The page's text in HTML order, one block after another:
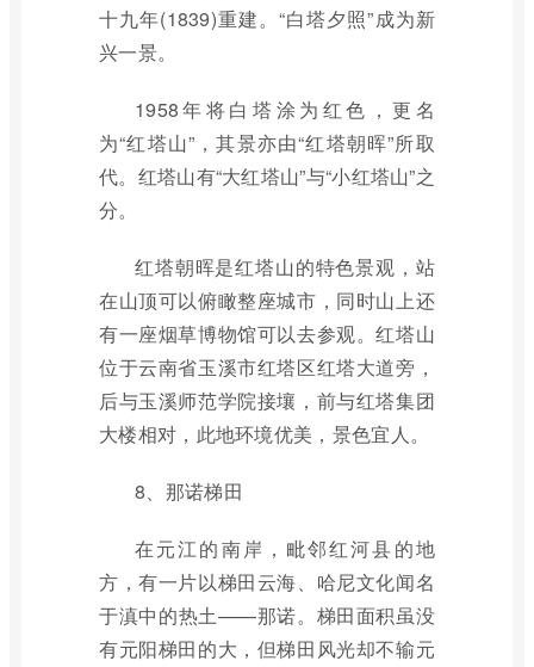
十九年(1839)重建。“白塔夕照”成为新
兴一景。
1958年将白塔涂为红色，更名
为“红塔山”，其景亦由“红塔朝晖”所取
代。红塔山有“大红塔山”与“小红塔山”之
分。
红塔朝晖是红塔山的特色景观，站
在山顶可以俯瞰整座城市，同时山上还
有一座烟草博物馆可以去参观。红塔山
位于云南省玉溪市红塔区红塔大道旁，
后与玉溪师范学院接壤，前与红塔集团
大楼相对，此地环境优美，景色宜人。
8、那诺梯田
在元江的南岸，毗邻红河县的地
方，有一片以梯田云海、哈尼文化闻名
于滇中的热土——那诺。梯田面积虽没
有元阳梯田的大，但梯田风光却不输元